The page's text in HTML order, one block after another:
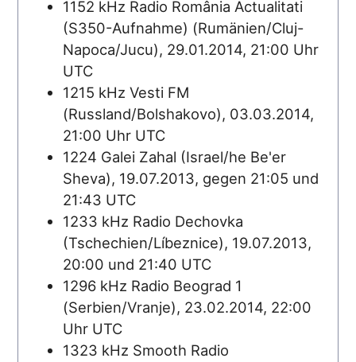
1152 kHz Radio România Actualitati
(S350-Aufnahme) (Rumänien/Cluj-
Napoca/Jucu), 29.01.2014, 21:00 Uhr
UTC
1215 kHz Vesti FM
(Russland/Bolshakovo), 03.03.2014,
21:00 Uhr UTC
1224 Galei Zahal (Israel/he Be'er
Sheva), 19.07.2013, gegen 21:05 und
21:43 UTC
1233 kHz Radio Dechovka
(Tschechien/Líbeznice), 19.07.2013,
20:00 und 21:40 UTC
1296 kHz Radio Beograd 1
(Serbien/Vranje), 23.02.2014, 22:00
Uhr UTC
1323 kHz Smooth Radio